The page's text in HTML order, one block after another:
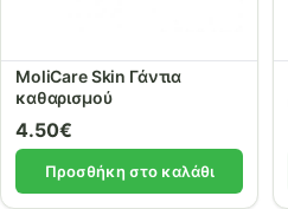
MoliCare Skin Γάντια
καθαρισμού
4.50€
Προσθήκη στο καλάθι